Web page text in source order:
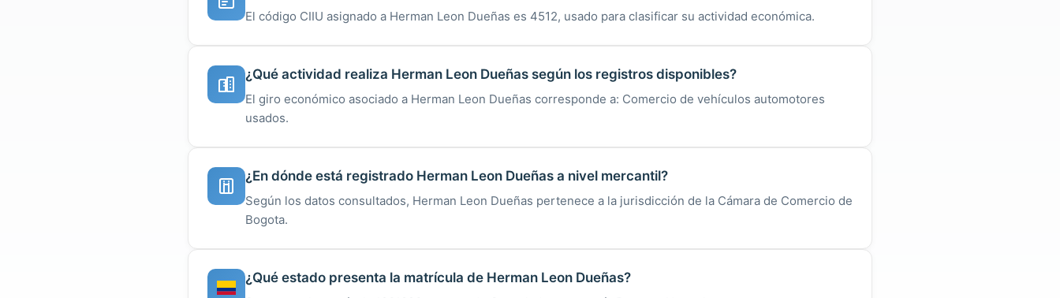
El código CIIU asignado a Herman Leon Dueñas es 4512, usado para clasificar su actividad económica.
¿Qué actividad realiza Herman Leon Dueñas según los registros disponibles?
El giro económico asociado a Herman Leon Dueñas corresponde a: Comercio de vehículos automotores
usados.
¿En dónde está registrado Herman Leon Dueñas a nivel mercantil?
Según los datos consultados, Herman Leon Dueñas pertenece a la jurisdicción de la Cámara de Comercio de
Bogota.
¿Qué estado presenta la matrícula de Herman Leon Dueñas?